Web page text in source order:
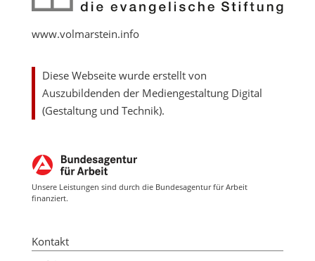
www.volmarstein.info
Diese Webseite wurde erstellt von
Auszubildenden der Mediengestaltung Digital
(Gestaltung und Technik).
Unsere Leistungen sind durch die Bundesagentur für Arbeit
finanziert.
Kontakt